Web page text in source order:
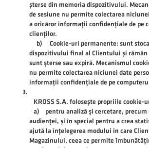
șterse din memoria dispozitivului.
de sesiune nu permite colectarea
a oricăror informații confidențiale de pe
clienților.
b) Cookie-uri permanente: sunt
dispozitivului final al Clientului și rămân
sunt șterse sau expiră. Mecanismul
nu permite colectarea niciunei date
informații confidențiale de pe
KROSS S.A. folosește propriile cookie-
a) pentru analiză și cercetare, precum
audienței, și în special pentru a crea
ajută la înțelegerea modului în care
Magazinului, ceea ce permite